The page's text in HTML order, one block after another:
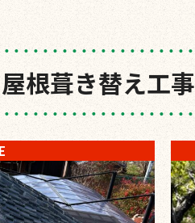
根葺き替え工事